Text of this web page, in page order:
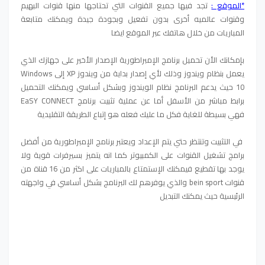
*الموقع :تجد فيها جميع القنوات التي تحتاجها منها قنوات البهيم
وقنوات عالميه أخرى بدون تفعيل وبجودة جيدة ويمكنك متابعة
المباريات من خلال هاتفك عبر الموقع ايضا
بإمكانك الأن تحميل برنامج الإمبراطورية الإصدار الأخير على جهازك الذي
يعمل بنظام ويندوز وذلك لأي إصدار بداية من ويندوز XP إلى Windows
10 حيث يدعم البرنامج نظام الويندوز وبشكل أساسي ويمكنك التحميل
برابط مباشر من الأسفل أما عن عملية تثبيت برنامج EaSY CONNECT
فهي بسيطة للغاية فكل ما عليك فعله هو إتباع الطريقة التقليدية
في التثبيت وتنتظر حتي يتم الإعداد ويعتبر برنامج الإمبراطورية من أفضل
برامج تشغيل القنوات على الكمبيوتر كما انه يتميز بسيرفرات قوية ولا
يوجد بها تقطيع فيمكنك الإستمتاع بالمباريات على اكثر من 16 قناة من
قنوات bein sport والذي يوفرهم لك البرنامج بشكل أساسي في واجهته
الرئيسية حيث يمكنك التبديل